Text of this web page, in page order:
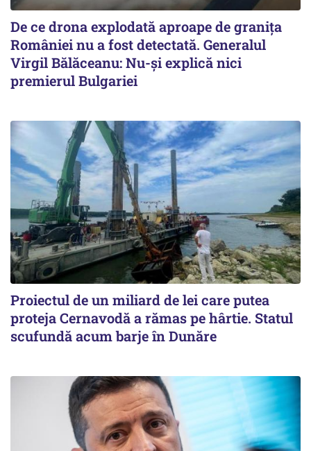
De ce drona explodată aproape de granița
României nu a fost detectată. Generalul
Virgil Bălăceanu: Nu-și explică nici
premierul Bulgariei
Proiectul de un miliard de lei care putea
proteja Cernavodă a rămas pe hârtie. Statul
scufundă acum barje în Dunăre